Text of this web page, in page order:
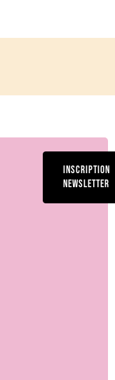
INSCRIPTION
NEWSLETTER